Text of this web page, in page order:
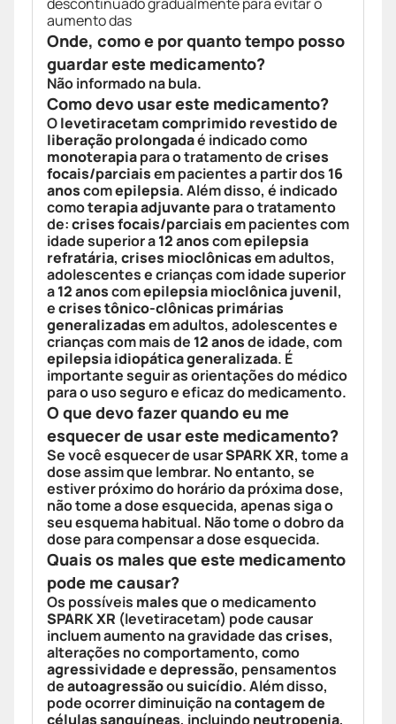
aumento das
Onde, como e por quanto tempo posso
guardar este medicamento?
Não informado na bula.
Como devo usar este medicamento?
Olevetiracetam comprimido revestido de
liberação prolongadaé indicado como
monoterapiapara o tratamento decrises
focais/parciaisem pacientes a partir dos 16
anoscomepilepsia. Além disso, é indicado
comoterapia adjuvante para o tratamento
de:crises focais/parciaisem pacientes com
idade superior a12 anoscomepilepsia
refratária, crises mioclônicasem adultos,
adolescentes e crianças com idade superior
a12 anoscomepilepsia mioclônica juvenil,
ecrises tônico-clônicas primárias
generalizadasem adultos, adolescentes e
crianças com mais de 12 anosde idade, com
epilepsia idiopática generalizada. É
importante seguir as orientações do médico
para o uso seguro e eficaz do medicamento.
O que devo fazer quando eu me
esquecer de usar este medicamento?
Se você esquecer de usarSPARK XR, tome a
dose assim que lembrar. No entanto, se
estiver próximo do horário da próxima dose,
não tome a dose esquecida, apenas siga o
seu esquema habitual. Não tome o dobro da
dose para compensar a dose esquecida.
Quais os males que este medicamento
pode me causar?
Os possíveis malesque o medicamento
SPARK XR (levetiracetam) pode causar
incluem aumento na gravidade dascrises,
alterações no comportamento, como
agressividadeedepressão, pensamentos
deautoagressãoousuicídio. Além disso,
pode ocorrer diminuição nacontagem de
células sanguíneas, incluindoneutropenia,